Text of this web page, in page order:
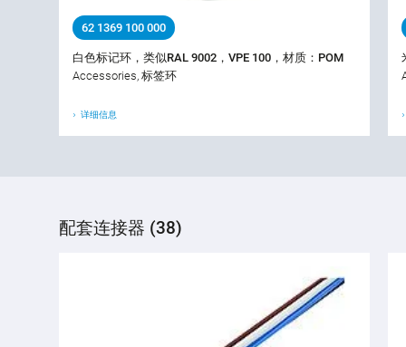
62 1369 100 000
白色标记环，类似RAL 9002，VPE 100，材质：POM
Accessories, 标签环
详细信息
配套连接器 (38)